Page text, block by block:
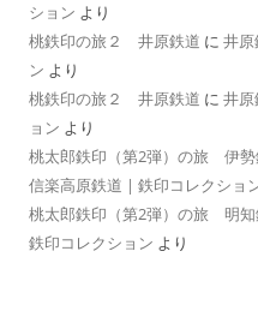
ション より
桃鉄印の旅２ 井原鉄道 に 井
ン より
桃鉄印の旅２ 井原鉄道 に 井
ョン より
桃太郎鉄印（第2弾）の旅 伊勢
信楽高原鉄道 | 鉄印コレクショ
桃太郎鉄印（第2弾）の旅 明知
鉄印コレクション より